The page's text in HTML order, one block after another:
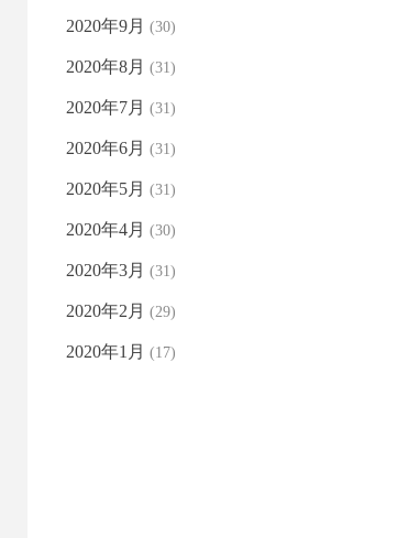
2020年9月 (30)
2020年8月 (31)
2020年7月 (31)
2020年6月 (31)
2020年5月 (31)
2020年4月 (30)
2020年3月 (31)
2020年2月 (29)
2020年1月 (17)